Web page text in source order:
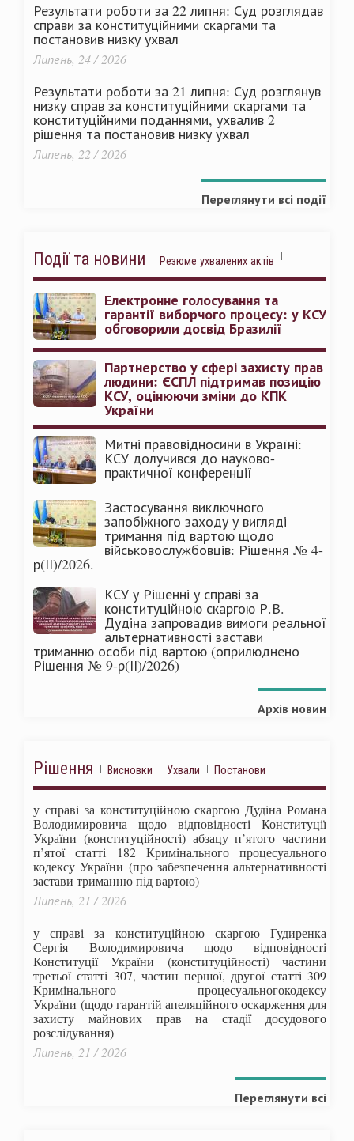
Результати роботи за 22 липня: Суд розглядав
справи за конституційними скаргами та
постановив низку ухвал
Липень, 24 / 2026
Результати роботи за 21 липня: Суд розглянув
низку справ за конституційними скаргами та
конституційними поданнями, ухвалив 2
рішення та постановив низку ухвал
Липень, 22 / 2026
Переглянути всі події
Події та новини Резюме ухвалених актів
Електронне голосування та
гарантії виборчого процесу: у КСУ
обговорили досвід Бразилії
Партнерство у сфері захисту прав
людини: ЄСПЛ підтримав позицію
КСУ, оцінюючи зміни до КПК
України
Митні правовідносини в Україні:
КСУ долучився до науково-
практичної конференції
Застосування виключного
запобіжного заходу у вигляді
тримання під вартою щодо
військовослужбовців: Рішення № 4-
р(ІІ)/2026.
КСУ у Рішенні у справі за
конституційною скаргою Р.В.
Дудіна запровадив вимоги реальної
альтернативності застави
триманню особи під вартою (оприлюднено
Рішення № 9-р(ІІ)/2026)
Архів новин
Рішення Висновки Ухвали Постанови
у справі за конституційною скаргою Дудіна Романа
Володимировича щодо відповідності Конституції
України (конституційності) абзацу п’ятого частини
п’ятої статті 182 Кримінального процесуального
кодексу України (про забезпечення альтернативності
застави триманню під вартою)
Липень, 21 / 2026
у справі за конституційною скаргою Гудиренка
Сергія Володимировича щодо відповідності
Конституції України (конституційності) частини
третьої статті 307, частин першої, другої статті 309
Кримінального процесуальногокодексу
України (щодо гарантій апеляційного оскарження для
захисту майнових прав на стадії досудового
розслідування)
Липень, 21 / 2026
Переглянути всі